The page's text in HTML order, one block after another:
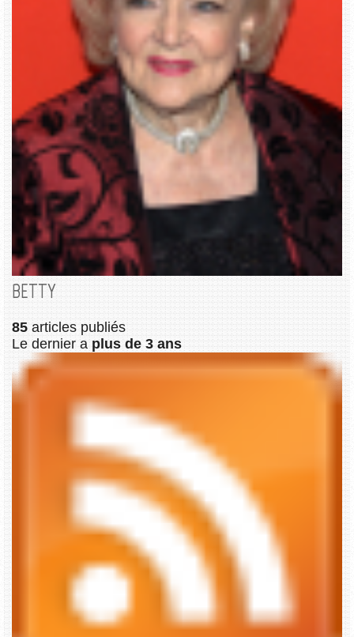
BETTY
85 articles publiés
Le dernier a plus de 3 ans